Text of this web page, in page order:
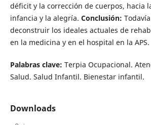
déficit y la corrección de cuerpos, hacia
infancia y la alegría. Conclusión:
deconstruir los ideales actuales de
en la medicina y en el hospital en la APS.
Palabras clave: Terpia Ocupacional.
Salud. Salud Infantil. Bienestar infantil.
Downloads